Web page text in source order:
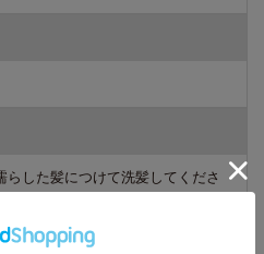
した髪につけて洗髪してくださ